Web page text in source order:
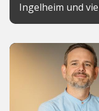
Ingelheim und